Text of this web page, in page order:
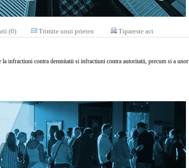
(0) Trimite unui prieten Tipareste act
infractiuni contra demnitatii si infractiuni contra autoritatii, precum si a unor